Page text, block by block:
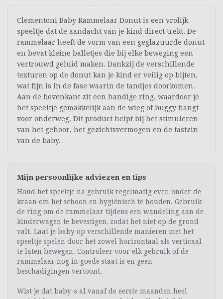
Clementoni Baby Rammelaar Donut is een vrolijk
speeltje dat de aandacht van je kind direct trekt. De
rammelaar heeft de vorm van een geglazuurde donut
en bevat kleine balletjes die bij elke beweging een
vertrouwd geluid maken. Dankzij de verschillende
texturen op de donut kan je kind er veilig op bijten,
wat fijn is in de fase waarin de tandjes doorkomen.
Aan de bovenkant zit een handige ring, waardoor je
het speeltje gemakkelijk aan de wieg of buggy hangt
voor onderweg. Dit product helpt bij het stimuleren
van het gehoor, het gezichtsvermogen en de tastzin
van de baby.
Mijn persoonlijke adviezen en tips
Houd het speeltje na gebruik regelmatig even onder de
kraan om het schoon en hygiënisch te houden. Gebruik
de ring om de rammelaar tijdens een wandeling aan de
kinderwagen te bevestigen, zodat het niet op de grond
valt. Laat je baby op verschillende manieren met het
speeltje spelen door het zowel horizontaal als verticaal
te laten bewegen. Controleer voor elk gebruik of de
rammelaar nog in goede staat is en geen
beschadigingen vertoont.
Wist je dat baby-s al vanaf de eerste maanden heel